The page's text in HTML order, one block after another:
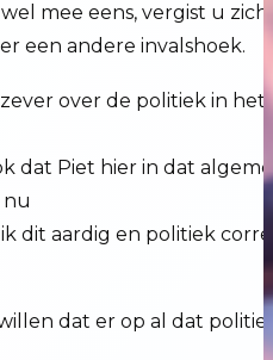
mee eens, vergist u
een andere invalshoek.
over de politiek in
dat Piet hier in dat
nu
dit aardig en politiek
dat er op al dat